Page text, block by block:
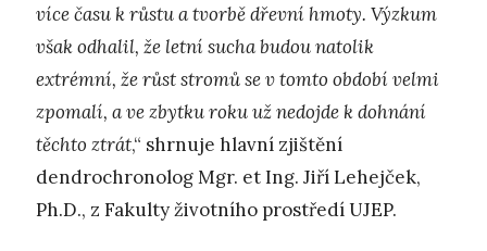
více času k růstu a tvorbě dřevní hmoty. Výzkum
však odhalil, že letní sucha budou natolik
extrémní, že růst stromů se v tomto období velmi
zpomalí, a ve zbytku roku už nedojde k dohnání
těchto ztrát,“ shrnuje hlavní zjištění
dendrochronolog Mgr. et Ing. Jiří Lehejček,
Ph.D., z Fakulty životního prostředí UJEP.